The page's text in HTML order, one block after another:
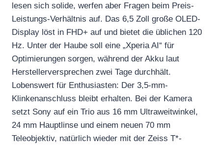
lesen sich solide, werfen aber Fragen beim Preis-
Leistungs-Verhältnis auf. Das 6,5 Zoll große OLED-
Display löst in FHD+ auf und bietet die üblichen 120
Hz. Unter der Haube soll eine „Xperia AI“ für
Optimierungen sorgen, während der Akku laut
Herstellerversprechen zwei Tage durchhält.
Lobenswert für Enthusiasten: Der 3,5-mm-
Klinkenanschluss bleibt erhalten. Bei der Kamera
setzt Sony auf ein Trio aus 16 mm Ultraweitwinkel,
24 mm Hauptlinse und einem neuen 70 mm
Teleobjektiv, natürlich wieder mit der Zeiss T*-